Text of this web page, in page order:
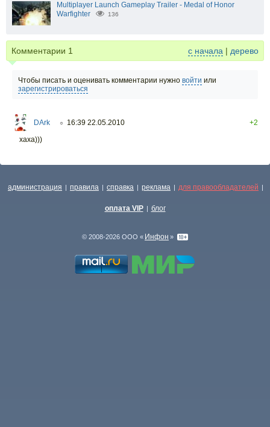
Multiplayer Launch Gameplay Trailer - Medal of Honor
Warfighter
136
Комментарии 1 с начала | дерево
Чтобы писать и оценивать комментарии нужно войти или
зарегистрироваться
DArk ○ 16:39 22.05.2010
+2
хаха)))
администрация | правила | справка | реклама | для правообладателей |
оплата VIP | блог
© 2008-2026 ООО « Инфон »